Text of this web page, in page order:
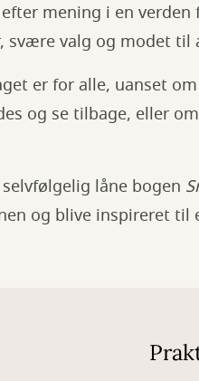
mening i en
svære valg og modet
er for alle, uanset
og se tilbage, eller
låne bogen
og blive inspireret til